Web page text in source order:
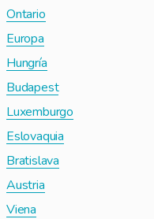
Ontario
Europa
Hungría
Budapest
Luxemburgo
Eslovaquia
Bratislava
Austria
Viena